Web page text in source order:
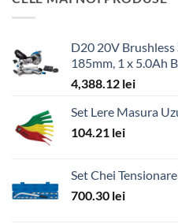
D20 20V
185mm, 1 x 5.0Ah
4,388.12 lei
Set Lere Masura
104.21 lei
Set Chei
700.30 lei